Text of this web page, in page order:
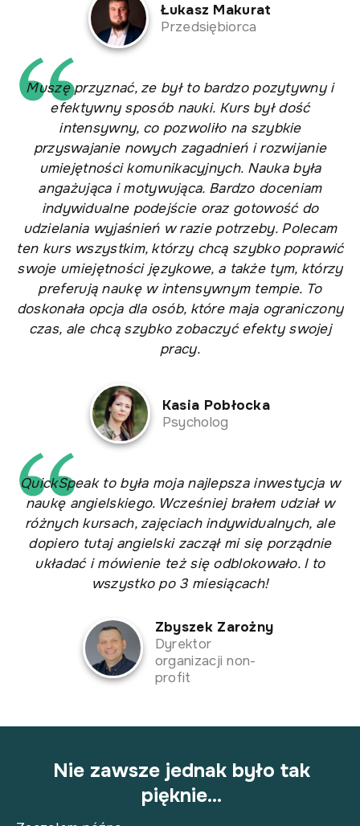
Łukasz Makurat
Przedsiębiorca
Muszę przyznać, ze był to bardzo pozytywny i
efektywny sposób nauki. Kurs był dość
intensywny, co pozwoliło na szybkie
przyswajanie nowych zagadnień i rozwijanie
umiejętności komunikacyjnych. Nauka była
angażująca i motywująca. Bardzo doceniam
indywidualne podejście oraz gotowość do
udzielania wyjaśnień w razie potrzeby. Polecam
ten kurs wszystkim, którzy chcą szybko poprawić
swoje umiejętności językowe, a także tym, którzy
preferują naukę w intensywnym tempie. To
doskonała opcja dla osób, które maja ograniczony
czas, ale chcą szybko zobaczyć efekty swojej
pracy.
Kasia Pobłocka
Psycholog
QuickSpeak to była moja najlepsza inwestycja w
naukę angielskiego. Wcześniej brałem udział w
różnych kursach, zajęciach indywidualnych, ale
dopiero tutaj angielski zaczął mi się porządnie
układać i mówienie też się odblokowało. I to
wszystko po 3 miesiącach!
Zbyszek Zarożny
Dyrektor
organizacji non-
profit
Nie zawsze jednak było tak
pięknie…